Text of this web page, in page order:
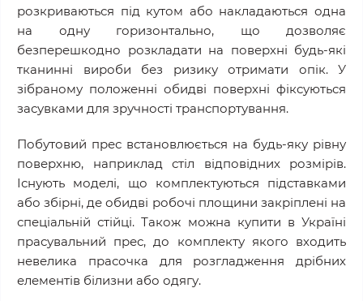
розкриваються під кутом або накладаються одна
на одну горизонтально, що дозволяє
безперешкодно розкладати на поверхні будь-які
тканинні вироби без ризику отримати опік. У
зібраному положенні обидві поверхні фіксуються
засувками для зручності транспортування.
Побутовий прес встановлюється на будь-яку рівну
поверхню, наприклад стіл відповідних розмірів.
Існують моделі, що комплектуються підставками
або збірні, де обидві робочі площини закріплені на
спеціальній стійці. Також можна купити в Україні
прасувальний прес, до комплекту якого входить
невелика прасочка для розгладження дрібних
елементів білизни або одягу.